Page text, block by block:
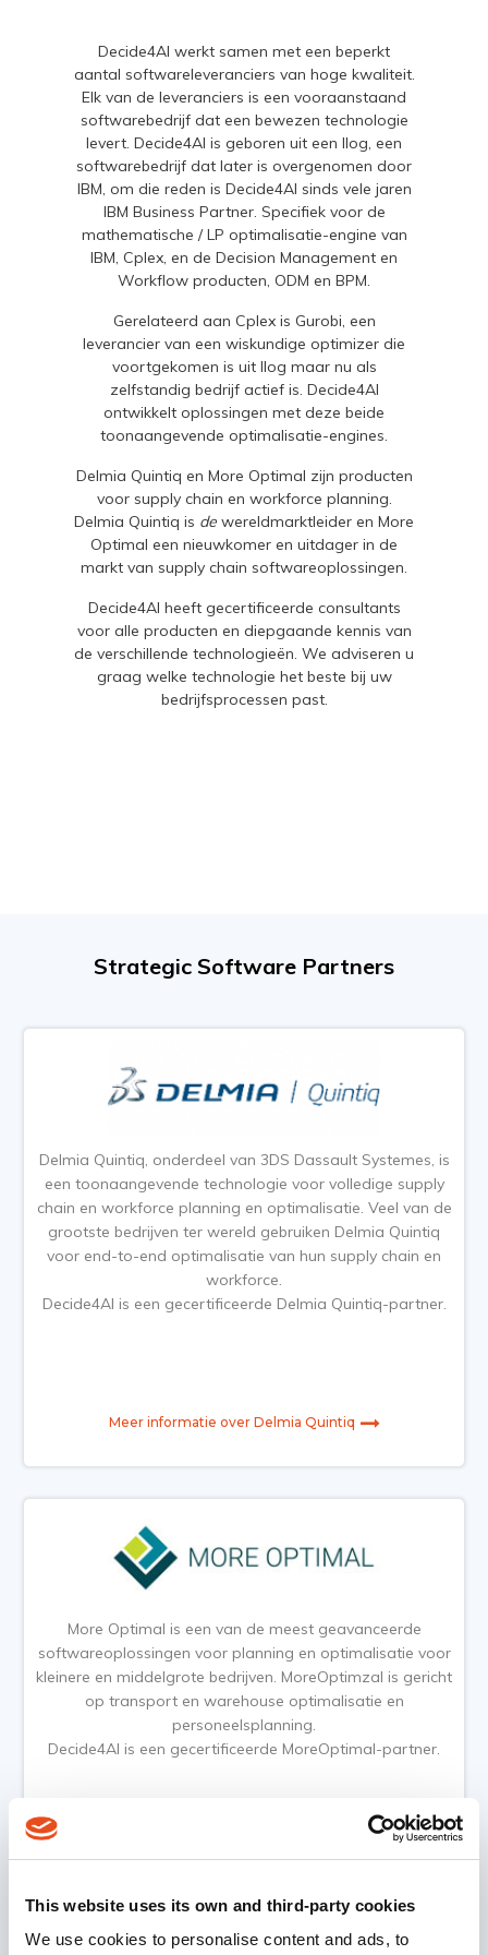
This website uses its own and third-party cookies
We use cookies to personalise content and ads, to
Decide4AI werkt samen met een beperkt
aantal softwareleveranciers van hoge kwaliteit.
Elk van de leveranciers is een vooraanstaand
softwarebedrijf dat een bewezen technologie
levert. Decide4AI is geboren uit een Ilog, een
softwarebedrijf dat later is overgenomen door
IBM, om die reden is Decide4AI sinds vele jaren
IBM Business Partner. Specifiek voor de
mathematische / LP optimalisatie-engine van
IBM, Cplex, en de Decision Management en
Workflow producten, ODM en BPM.
Gerelateerd aan Cplex is Gurobi, een
leverancier van een wiskundige optimizer die
voortgekomen is uit Ilog maar nu als
zelfstandig bedrijf actief is. Decide4AI
ontwikkelt oplossingen met deze beide
toonaangevende optimalisatie-engines.
Delmia Quintiq en More Optimal zijn producten
voor supply chain en workforce planning.
Delmia Quintiq is de wereldmarktleider en More
Optimal een nieuwkomer en uitdager in de
markt van supply chain softwareoplossingen.
Decide4AI heeft gecertificeerde consultants
voor alle producten en diepgaande kennis van
de verschillende technologieën. We adviseren u
graag welke technologie het beste bij uw
bedrijfsprocessen past.
Strategic Software Partners
Delmia Quintiq, onderdeel van 3DS Dassault Systemes, is
een toonaangevende technologie voor volledige supply
chain en workforce planning en optimalisatie. Veel van de
grootste bedrijven ter wereld gebruiken Delmia Quintiq
voor end-to-end optimalisatie van hun supply chain en
workforce.
Decide4AI is een gecertificeerde Delmia Quintiq-partner.
Meer informatie over Delmia Quintiq
More Optimal is een van de meest geavanceerde
softwareoplossingen voor planning en optimalisatie voor
kleinere en middelgrote bedrijven. MoreOptimzal is gericht
op transport en warehouse optimalisatie en
personeelsplanning.
Decide4AI is een gecertificeerde MoreOptimal-partner.